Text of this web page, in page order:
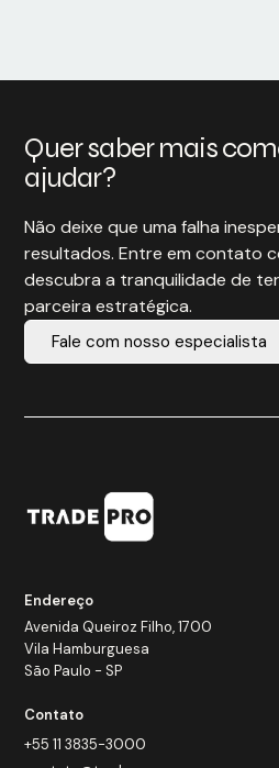
Quer saber mais
ajudar?
Não deixe que uma falha
resultados. Entre em contato
descubra a tranquilidade de
parceira estratégica.
Fale com nosso especialista
Endereço
Avenida Queiroz Filho, 1700
Vila Hamburguesa
São Paulo - SP
Contato
+55 11 3835-3000